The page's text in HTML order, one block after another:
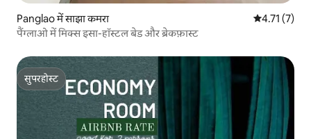
Panglao में साझा कमरा औसत रेटिंग 5
4.71 (7)
पैंग्लाओ में मिक्स इसा-हॉस्टल बेड और ब्रेकफ़ास्ट
सुपरहोस्ट
सुपरहोस्ट